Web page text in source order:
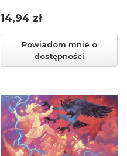
Cena
14,94 zł
Powiadom mnie o
dostępności